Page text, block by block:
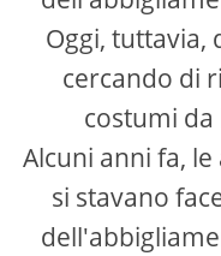
Oggi, tuttavia,
cercando di
costumi
Alcuni anni fa,
si stavano